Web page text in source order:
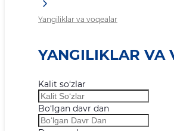
Yangiliklar va voqealar
YANGILIKLAR VA
Kalit so‘zlar
Bo‘lgan davr dan